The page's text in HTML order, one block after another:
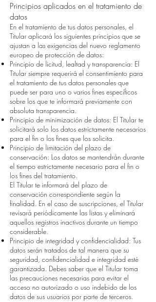
Principios aplicados en el tratamiento de
datos
En el tratamiento de tus datos personales, el
Titular aplicará los siguientes principios que se
ajustan a las exigencias del nuevo reglamento
europeo de protección de datos:
Principio de licitud, lealtad y transparencia: El
Titular siempre requerirá el consentimiento para
el tratamiento de tus datos personales que
puede ser para uno o varios fines específicos
sobre los que te informará previamente con
absoluta transparencia.
Principio de minimización de datos: El Titular te
solicitará solo los datos estrictamente necesarios
para el fin o los fines que los solicita.
Principio de limitación del plazo de
conservación: Los datos se mantendrán durante
el tiempo estrictamente necesario para el fin o
los fines del tratamiento.
El Titular te informará del plazo de
conservación correspondiente según la
finalidad. En el caso de suscripciones, el Titular
revisará periódicamente las listas y eliminará
aquellos registros inactivos durante un tiempo
considerable.
Principio de integridad y confidencialidad: Tus
datos serán tratados de tal manera que su
seguridad, confidencialidad e integridad esté
garantizada. Debes saber que el Titular toma
las precauciones necesarias para evitar el
acceso no autorizado o uso indebido de los
datos de sus usuarios por parte de terceros.